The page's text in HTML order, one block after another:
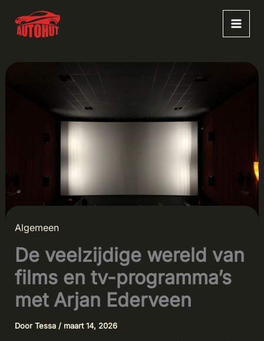
naar
Algemeen
De veelzijdige wereld van
films en tv-programma’s
met Arjan Ederveen
DoorTessa / maart 14, 2026